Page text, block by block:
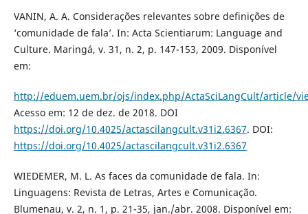
VANIN, A. A. Considerações relevantes sobre definições de
‘comunidade de fala’. In: Acta Scientiarum: Language and
Culture. Maringá, v. 31, n. 2, p. 147-153, 2009. Disponível
em:
http://eduem.uem.br/ojs/index.php/ActaSciLangCult/article/
Acesso em: 12 de dez. de 2018. DOI
https://doi.org/10.4025/actascilangcult.v31i2.6367. DOI:
https://doi.org/10.4025/actascilangcult.v31i2.6367
WIEDEMER, M. L. As faces da comunidade de fala. In:
Linguagens: Revista de Letras, Artes e Comunicação.
Blumenau, v. 2, n. 1, p. 21-35, jan./abr. 2008. Disponível em: